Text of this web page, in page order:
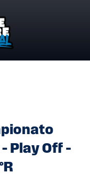
Play Off –